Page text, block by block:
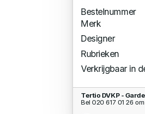
Bestelnummer
Merk
Designer
Rubrieken
Verkrijgbaar in
Tertio DVKP -
Bel 020 617 01 26